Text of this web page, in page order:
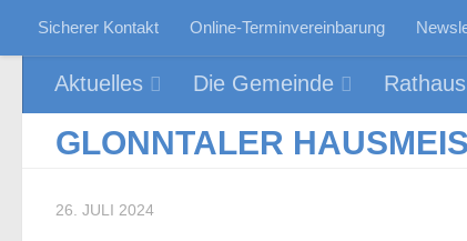
Zum Inhalt springen
Sicherer Kontakt Online-Terminvereinbarung
Aktuelles Die Gemeinde
GLONNTALER
26. JULI 2024